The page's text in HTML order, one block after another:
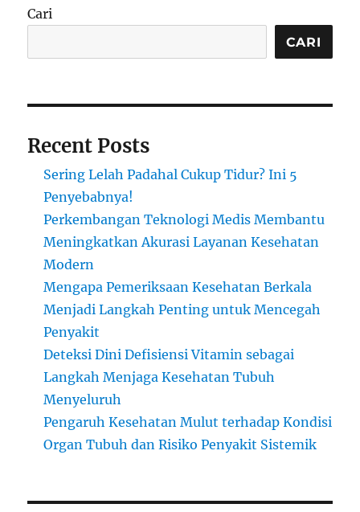
Cari
CARI
Recent Posts
Sering Lelah Padahal Cukup Tidur? Ini 5
Penyebabnya!
Perkembangan Teknologi Medis Membantu
Meningkatkan Akurasi Layanan Kesehatan
Modern
Mengapa Pemeriksaan Kesehatan Berkala
Menjadi Langkah Penting untuk Mencegah
Penyakit
Deteksi Dini Defisiensi Vitamin sebagai
Langkah Menjaga Kesehatan Tubuh
Menyeluruh
Pengaruh Kesehatan Mulut terhadap Kondisi
Organ Tubuh dan Risiko Penyakit Sistemik